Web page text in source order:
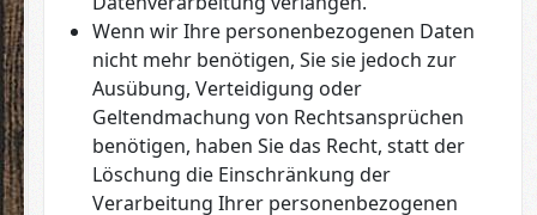
Wenn wir Ihre personenbezogenen Daten
nicht mehr benötigen, Sie sie jedoch zur
Ausübung, Verteidigung oder
Geltendmachung von Rechtsansprüchen
benötigen, haben Sie das Recht, statt der
Löschung die Einschränkung der
Verarbeitung Ihrer personenbezogenen